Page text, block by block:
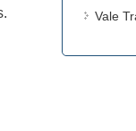
Vale